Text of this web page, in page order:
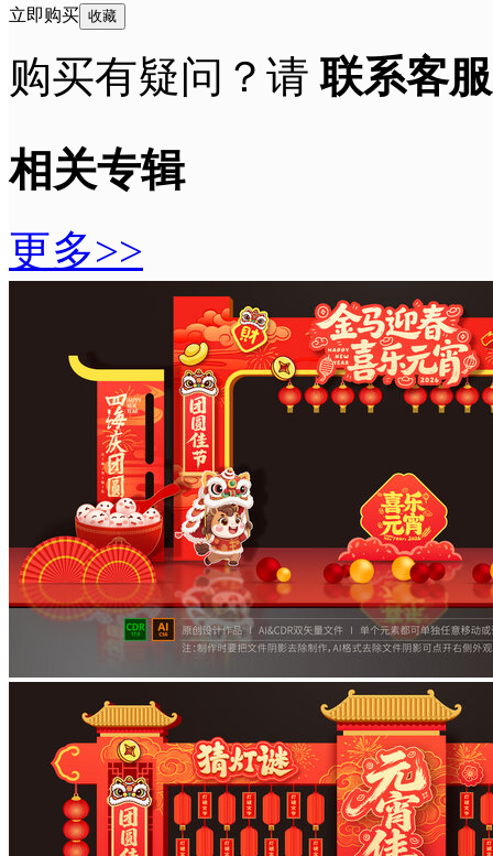
立即购买 收藏
购买有疑问？请联系客服
相关专辑
更多>>